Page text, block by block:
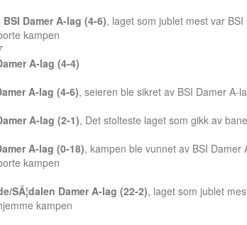
Damer A-lag (4-6), laget som jublet mest var BSI
kampen
A-lag (4-4)
A-lag (4-6), seieren ble sikret av BSI Damer A-
A-lag (2-1), Det stolteste laget som gikk av
A-lag (0-18), kampen ble vunnet av BSI Damer
kampen
SÃ¦dalen Damer A-lag (22-2), laget som jublet
kampen